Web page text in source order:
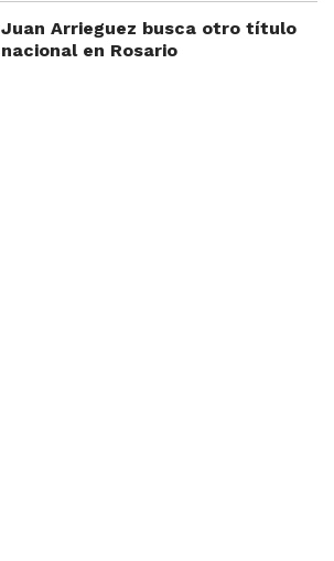
Juan Arrieguez busca otro título
nacional en Rosario